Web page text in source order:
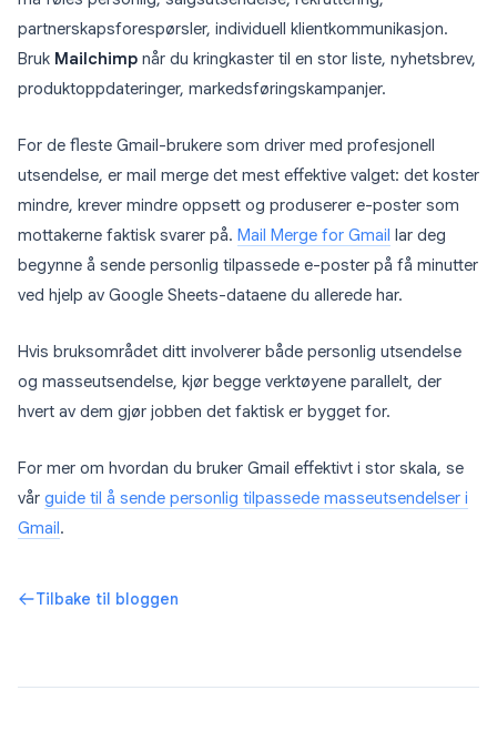
partnerskapsforespørsler, individuell klientkommunikasjon.
Bruk Mailchimp når du kringkaster til en stor liste, nyhetsbrev,
produktoppdateringer, markedsføringskampanjer.
For de fleste Gmail-brukere som driver med profesjonell
utsendelse, er mail merge det mest effektive valget: det koster
mindre, krever mindre oppsett og produserer e-poster som
mottakerne faktisk svarer på. Mail Merge for Gmail
lar deg
begynne å sende personlig tilpassede e-poster på få minutter
ved hjelp av Google Sheets-dataene du allerede har.
Hvis bruksområdet ditt involverer både personlig utsendelse
og masseutsendelse, kjør begge verktøyene parallelt, der
hvert av dem gjør jobben det faktisk er bygget for.
For mer om hvordan du bruker Gmail effektivt i stor skala, se
vår guide til å sende personlig tilpassede masseutsendelser i
Gmail .
Tilbake til bloggen